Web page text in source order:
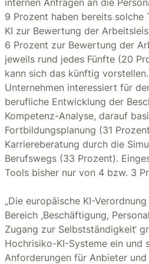
internen Anfragen an die
9 Prozent haben bereits solche
KI zur Bewertung der
6 Prozent zur Bewertung der
jeweils rund jedes Fünfte (20
kann sich das künftig
Unternehmen interessiert für
berufliche Entwicklung der
Kompetenz-Analyse, darauf
Fortbildungsplanung (31
Karriereberatung durch die
Berufswegs (33 Prozent).
Tools bisher nur von 4 bzw. 3
„Die europäische KI-
Bereich ,Beschäftigung,
Zugang zur Selbstständigkeit‘
Hochrisiko-KI-Systeme ein und
Anforderungen für Anbieter